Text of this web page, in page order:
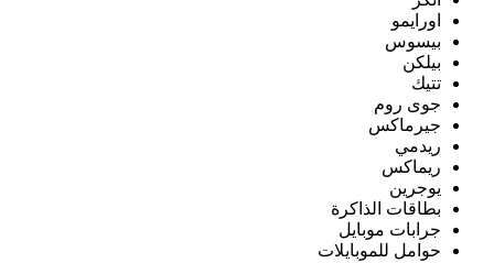
اورايمو
بيسوس
بيلكن
تتيك
جوى روم
جيرماكس
ريدمي
ريماكس
يوجرين
بطاقات الذاكرة
جرابات موبايل
حوامل للموبايلات